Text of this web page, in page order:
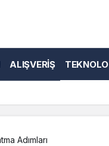
ALIŞVERIŞ
Adımları